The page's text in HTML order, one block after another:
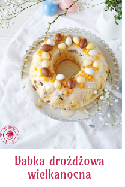
Babka drożdżowa
wielkanocna